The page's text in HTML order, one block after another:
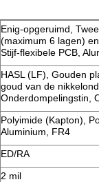
Enig-opgeruimd,
(maximum 6 lagen) en
Stijf-flexibele PCB,
HASL (LF), Gouden
goud van de
Onderdompelingstin,
Polyimide (Kapton),
Aluminium, FR4
ED/RA
2 mil